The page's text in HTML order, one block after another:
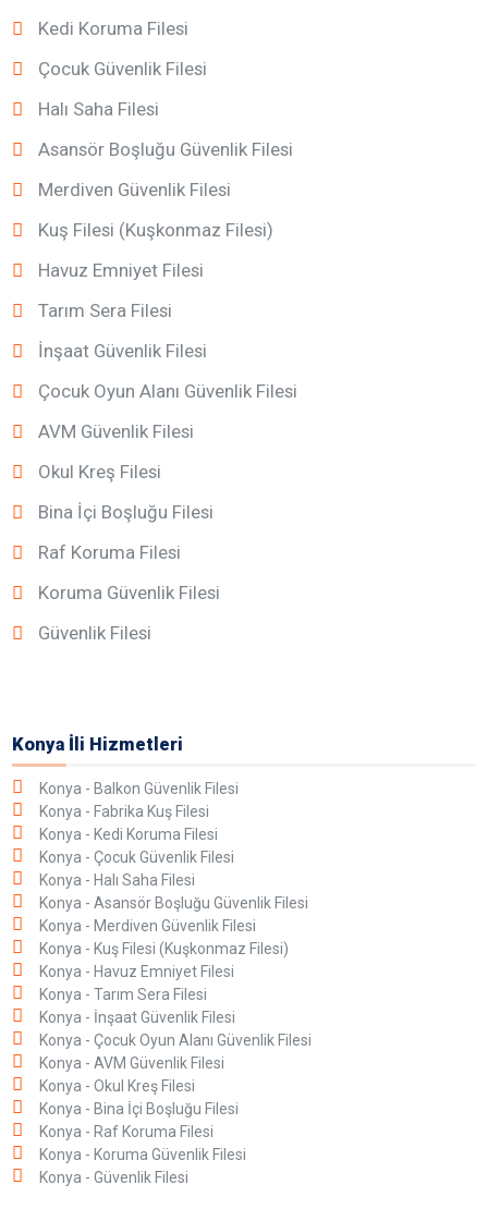
Kedi Koruma Filesi
Çocuk Güvenlik Filesi
Halı Saha Filesi
Asansör Boşluğu Güvenlik Filesi
Merdiven Güvenlik Filesi
Kuş Filesi (Kuşkonmaz Filesi)
Havuz Emniyet Filesi
Tarım Sera Filesi
İnşaat Güvenlik Filesi
Çocuk Oyun Alanı Güvenlik Filesi
AVM Güvenlik Filesi
Okul Kreş Filesi
Bina İçi Boşluğu Filesi
Raf Koruma Filesi
Koruma Güvenlik Filesi
Güvenlik Filesi
Konya İli Hizmetleri
Konya - Balkon Güvenlik Filesi
Konya - Fabrika Kuş Filesi
Konya - Kedi Koruma Filesi
Konya - Çocuk Güvenlik Filesi
Konya - Halı Saha Filesi
Konya - Asansör Boşluğu Güvenlik Filesi
Konya - Merdiven Güvenlik Filesi
Konya - Kuş Filesi (Kuşkonmaz Filesi)
Konya - Havuz Emniyet Filesi
Konya - Tarım Sera Filesi
Konya - İnşaat Güvenlik Filesi
Konya - Çocuk Oyun Alanı Güvenlik Filesi
Konya - AVM Güvenlik Filesi
Konya - Okul Kreş Filesi
Konya - Bina İçi Boşluğu Filesi
Konya - Raf Koruma Filesi
Konya - Koruma Güvenlik Filesi
Konya - Güvenlik Filesi